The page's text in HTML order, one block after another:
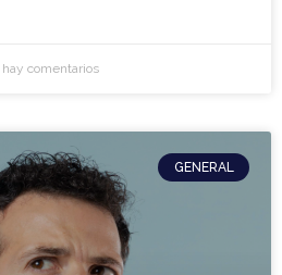
hay comentarios
GENERAL